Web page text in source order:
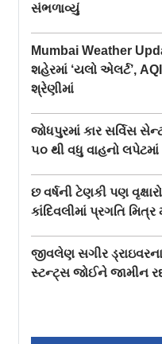
સંભળાવ્યું
Mumbai Weather
શહેરમાં ‘યલો એલર્ટ’,
શ્રેણીમાં
જોધપુરમાં કાર સર્વિસ
૫૦ થી વધુ વાહનો લપેટમાં
છ વર્ષની ટેણકી પણ
કાંદિવલીમાં પ્રગતિ
જીવલેણ સગીર
સ્ટન્ટ‍્સ જોઈને જામીન રદ